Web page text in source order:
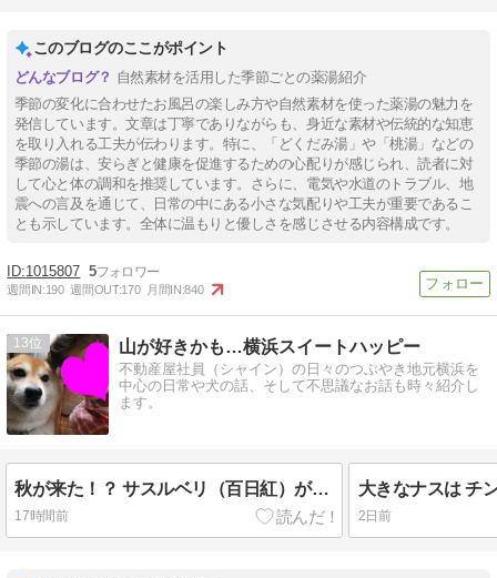
このブログのここがポイント
自然素材を活用した季節ごとの薬湯紹介
季節の変化に合わせたお風呂の楽しみ方や自然素材を使った薬湯の魅力を
発信しています。文章は丁寧でありながらも、身近な素材や伝統的な知恵
を取り入れる工夫が伝わります。特に、「どくだみ湯」や「桃湯」などの
季節の湯は、安らぎと健康を促進するための心配りが感じられ、読者に対
して心と体の調和を推奨しています。さらに、電気や水道のトラブル、地
震への言及を通じて、日常の中にある小さな気配りや工夫が重要であるこ
とも示しています。全体に温もりと優しさを感じさせる内容構成です。
1015807 5
週間IN:190 週間OUT:170 月間IN:840
13 山が好きかも…横浜スイートハッピー
不動産屋社員（シャイン）の日々のつぶやき地元横浜を
中心の日常や犬の話、そして不思議なお話も時々紹介し
ます。
秋が来た！？ サスルベリ（百日紅）が今年も咲いて復活成功です。祖母の思い出話で ふふふ🎵
17時間前 2日前